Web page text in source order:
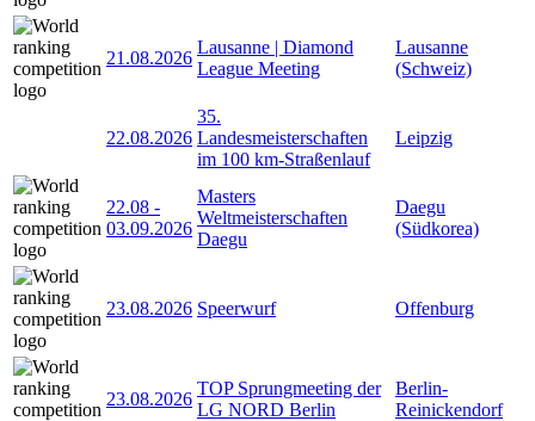
21.08.2026
Lausanne | Diamond
League Meeting
Lausanne
(Schweiz)
22.08.2026
35.
Landesmeisterschaften
im 100 km-Straßenlauf
Leipzig
22.08 -
03.09.2026
Masters
Weltmeisterschaften
Daegu
Daegu
(Südkorea)
23.08.2026 Speerwurf Offenburg
23.08.2026
TOP Sprungmeeting der
LG NORD Berlin
Berlin-
Reinickendorf